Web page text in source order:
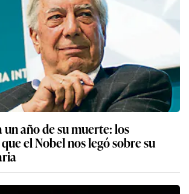
un año de su muerte: los
el Nobel nos legó sobre su